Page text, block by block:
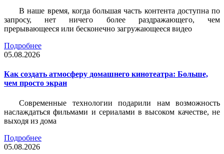
В наше время, когда большая часть контента доступна по
запросу, нет ничего более раздражающего, чем
прерывающееся или бесконечно загружающееся видео
Подробнее
05.08.2026
Как создать атмосферу домашнего кинотеатра: Больше,
чем просто экран
Современные технологии подарили нам возможность
наслаждаться фильмами и сериалами в высоком качестве, не
выходя из дома
Подробнее
05.08.2026